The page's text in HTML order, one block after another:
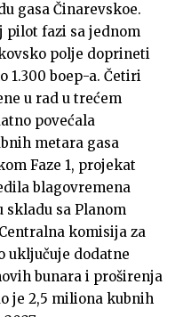
gasa Činarevskoe.
pilot fazi sa jednom
polje doprineti
1.300 boep-a. Četiri
u rad u trećem
povećala
metara gasa
Faze 1, projekat
blagovremena
skladu sa Planom
komisija za
uključuje dodatne
bunara i proširenja
je 2,5 miliona kubnih